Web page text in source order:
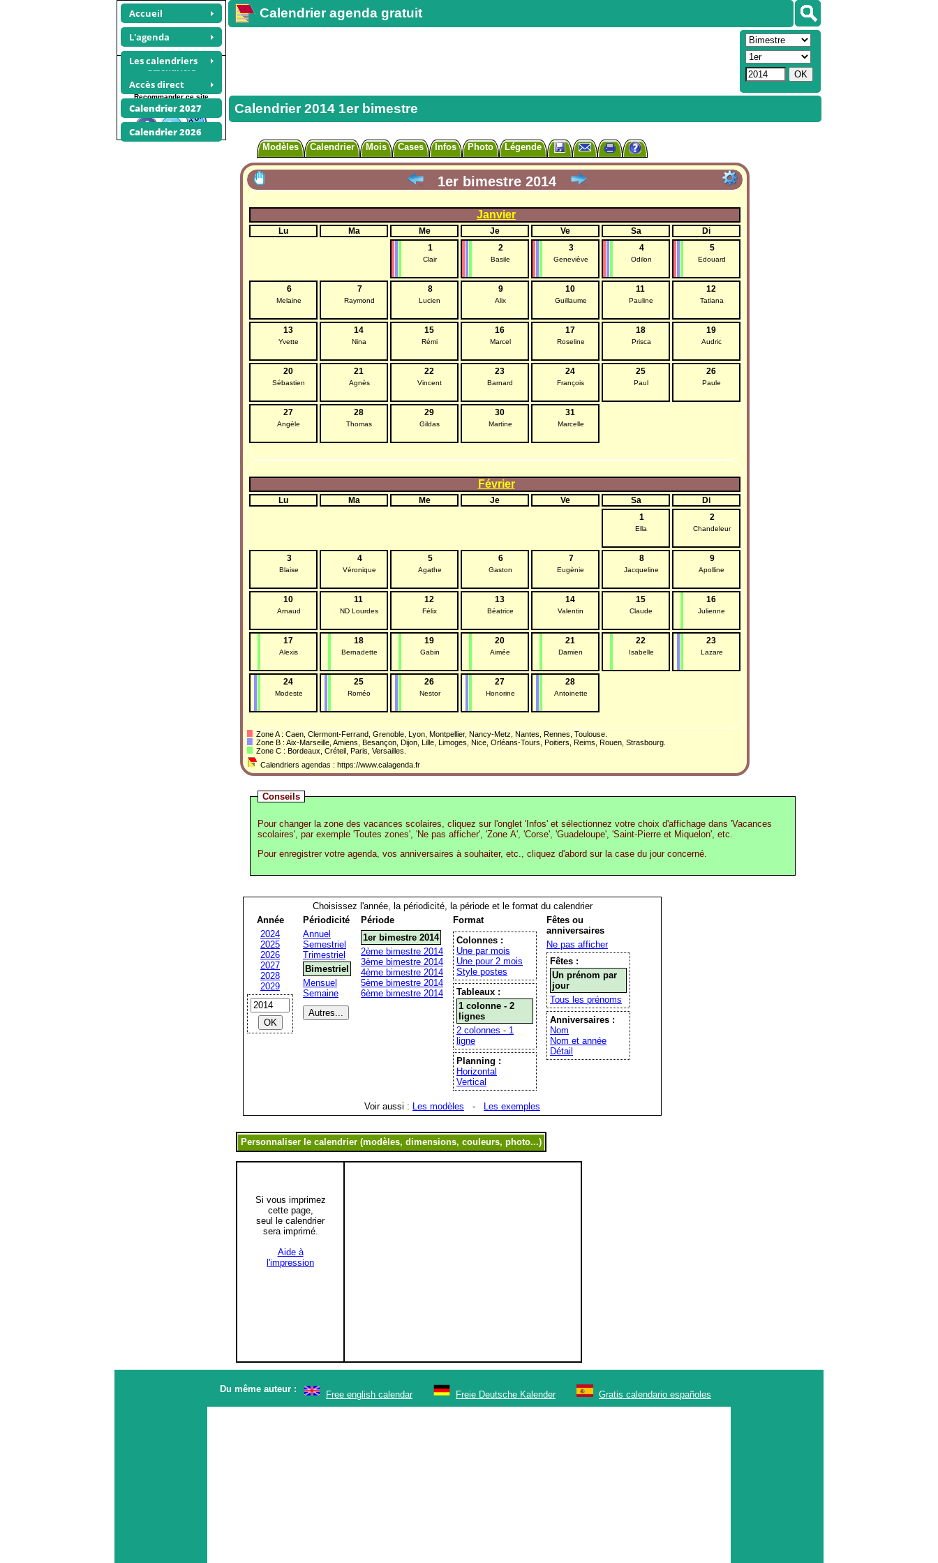
Accueil
L'agenda
Les calendriers
Accès direct
Calendrier 2027
Calendrier 2026
Calendrier agenda gratuit
Calendrier 2014 1er bimestre
Modèles Calendrier Mois Cases Infos Photo Légende
1er bimestre 2014
Janvier
Lu Ma Me Je Ve Sa
Di
1
Clair
2
Basile
3
Geneviève
4
Odilon
5
Edouard
6
Melaine
7
Raymond
8
Lucien
9
Alix
10
Guillaume
11
Pauline
12
Tatiana
13
Yvette
14
Nina
15
Rémi
16
Marcel
17
Roseline
18
Prisca
19
Audric
20
Sébastien
21
Agnès
22
Vincent
23
Barnard
24
François
25
Paul
26
Paule
27
Angèle
28
Thomas
29
Gildas
30
Martine
31
Marcelle
Février
Lu Ma Me Je Ve Sa
Di
1
Ella
2
Chandeleur
3
Blaise
4
Véronique
5
Agathe
6
Gaston
7
Eugènie
8
Jacqueline
9
Apolline
10
Arnaud
11
ND Lourdes
12
Félix
13
Béatrice
14
Valentin
15
Claude
16
Julienne
17
Alexis
18
Bernadette
19
Gabin
20
Aimée
21
Damien
22
Isabelle
23
Lazare
24
Modeste
25
Roméo
26
Nestor
27
Honorine
28
Antoinette
Zone A : Caen, Clermont-Ferrand, Grenoble, Lyon, Montpellier, Nancy-Metz, Nantes, Rennes, Toulouse.
Zone B : Aix-Marseille, Amiens, Besançon, Dijon, Lille, Limoges, Nice, Orléans-Tours, Poitiers, Reims, Rouen, Strasbourg.
Zone C : Bordeaux, Créteil, Paris, Versailles.
Calendriers agendas : https://www.calagenda.fr
Conseils
Pour changer la zone des vacances scolaires, cliquez sur l'onglet 'Infos' et sélectionnez votre choix d'affichage dans 'Vacances
scolaires', par exemple 'Toutes zones', 'Ne pas afficher', 'Zone A', 'Corse', 'Guadeloupe', 'Saint-Pierre et Miquelon', etc.
Pour enregistrer votre agenda, vos anniversaires à souhaiter, etc., cliquez d'abord sur la case du jour concerné.
Choisissez l'année, la périodicité, la période et le format du calendrier
Année
2024
2025
2026
2027
2028
2029
Périodicité
Annuel
Semestriel
Trimestriel
Bimestriel
Mensuel
Semaine
Période
1er bimestre 2014
2ème bimestre 2014
3ème bimestre 2014
4ème bimestre 2014
5ème bimestre 2014
6ème bimestre 2014
Format
Colonnes :
Une par mois
Une pour 2 mois
Style postes
Tableaux :
1 colonne - 2
lignes
2 colonnes - 1
ligne
Planning :
Horizontal
Vertical
Fêtes ou
anniversaires
Ne pas afficher
Fêtes :
Un prénom par
jour
Tous les prénoms
Anniversaires :
Nom
Nom et année
Détail
Voir aussi : Les modèles - Les exemples
Si vous imprimez
cette page,
seul le calendrier
sera imprimé.
Aide à
l'impression
Calendriers
bimestriels 2014
Recommander ce site
Du même auteur :
Free english calendar Freie Deutsche Kalender Gratis calendario españoles